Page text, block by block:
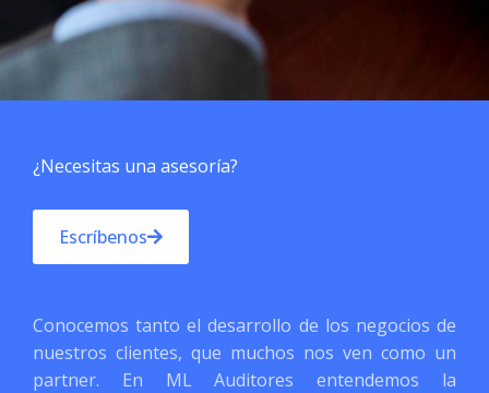
¿Necesitas una asesoría?
Escríbenos
Conocemos tanto el desarrollo de los negocios de
nuestros clientes, que muchos nos ven como un
partner. En ML Auditores entendemos la